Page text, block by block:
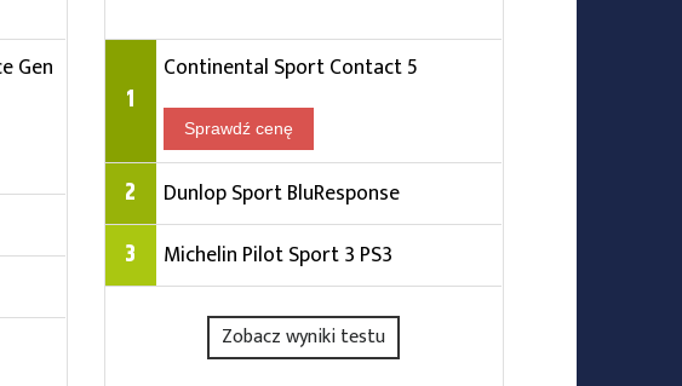
Gen
1
Continental Sport Contact 5
Sprawdź cenę
2 Dunlop Sport BluResponse
3 Michelin Pilot Sport 3 PS3
Zobacz wyniki testu